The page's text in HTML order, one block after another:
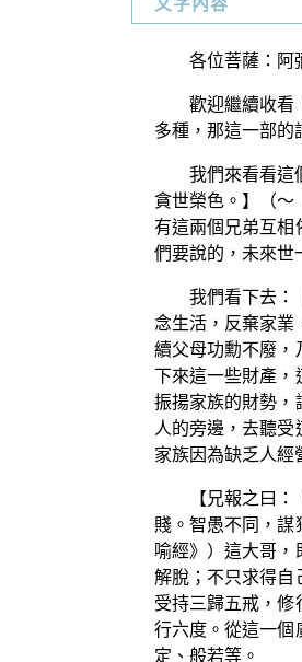
文字內容
各位菩薩：阿
歡迎繼續收看
多種，那這一部的
我們來看看這
貪世榮色。】（～
有這兩個兄弟互
們要說的，未來世
我們看下去：
念生活，反棄家
續父母功勳不廢，
下來這一些財產，
振揚家族的財勢，
人的旁邊，去聽
家族因為缺乏人經
【兄報之曰
賤。智愚不同，
喻經》）這大哥
解脫；不只求得自
受持三歸五戒，
行六度。從這一
定、般若等。